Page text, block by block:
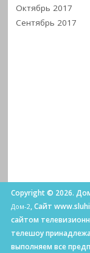
Октябрь 2017
Сентябрь 2017
Copyright © 2026.
Дом-2, Сайт
сайтом
телешоу
выполняем все